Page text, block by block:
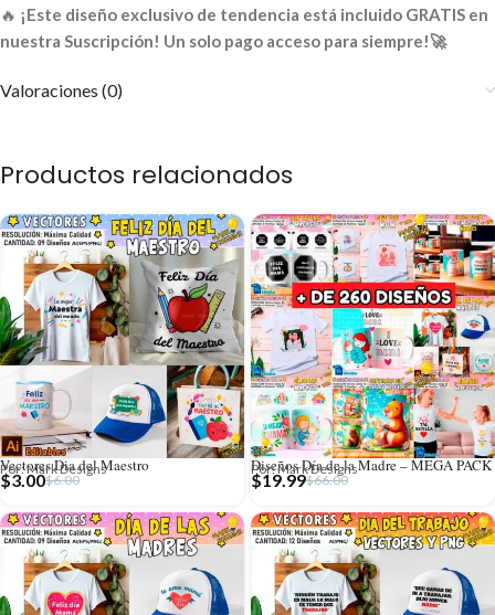
🔥 ¡Este diseño exclusivo de tendencia está incluido GRATIS en
nuestra Suscripción! Un solo pago acceso para siempre!🚀
Valoraciones (0)
Productos relacionados
Vectores Dia del Maestro
Por: Mark Designs
$6.00
$3.00
Diseños Día de la Madre – MEGA PACK
Por: Mark Designs
$66.00
$19.99